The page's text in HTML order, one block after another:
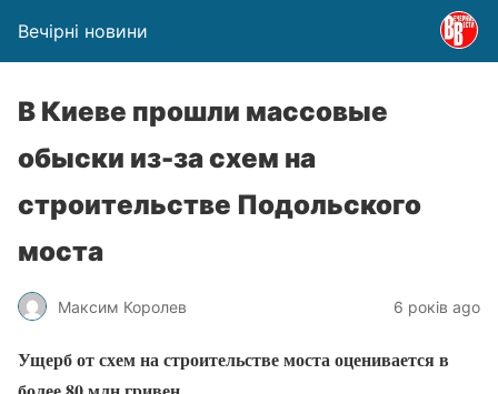
Вечірні новини
В Киеве прошли массовые
обыски из-за схем на
строительстве Подольского
моста
Максим Королев 6 років ago
Ущерб от схем на строительстве моста оценивается в